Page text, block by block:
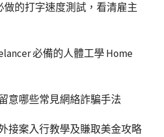
做的打字速度測試，看清雇主
必備的人體工學 Home
意哪些常見網絡詐騙手法
接案入行教學及賺取美金攻略